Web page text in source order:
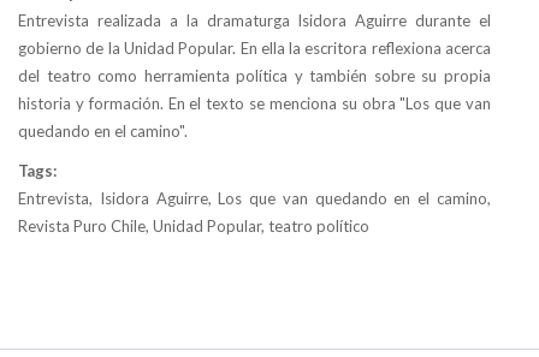
Entrevista realizada a la dramaturga Isidora Aguirre durante el
gobierno de la Unidad Popular. En ella la escritora reflexiona acerca
del teatro como herramienta política y también sobre su propia
historia y formación. En el texto se menciona su obra "Los que van
quedando en el camino".
Tags:
Entrevista, Isidora Aguirre, Los que van quedando en el camino,
Revista Puro Chile, Unidad Popular, teatro político